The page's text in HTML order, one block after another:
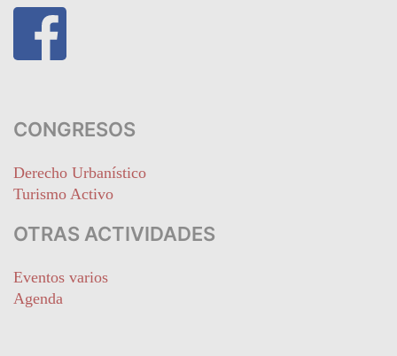
CONGRESOS
Derecho Urbanístico
Turismo Activo
OTRAS ACTIVIDADES
Eventos varios
Agenda